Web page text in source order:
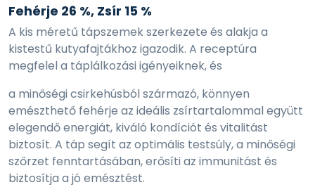
Fehérje 26 %, Zsír 15 %
A kis méretű tápszemek szerkezete és alakja a
kistestű kutyafajtákhoz igazodik. A receptúra
megfelel a táplálkozási igényeiknek, és
a minőségi csirkehúsból származó, könnyen
emészthető fehérje az ideális zsírtartalommal együtt
elegendő energiát, kiváló kondíciót és vitalitást
biztosít. A táp segít az optimális testsúly, a minőségi
szőrzet fenntartásában, erősíti az immunitást és
biztosítja a jó emésztést.